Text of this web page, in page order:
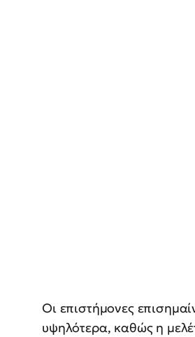
Οι επιστήμονες
υψηλότερα, καθώς η